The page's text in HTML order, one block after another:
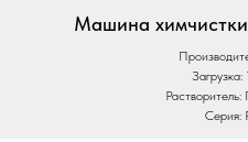
Машина
Серия: